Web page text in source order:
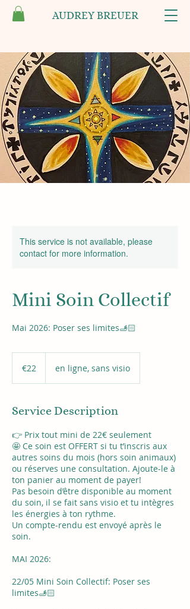
AUDREY BREUER
This service is not available, please
contact for more information.
Mini Soin Collectif
Mai 2026: Poser ses limites🫸🏻
€22 en ligne, sans visio
Service Description
👉 Prix tout mini de 22€ seulement
🤩 Ce soin est OFFERT si tu t’inscris aux
autres soins du mois (hors soin animaux)
ou réserves une consultation. Ajoute-le à
ton panier au moment de payer!
Pas besoin d’être disponible au moment
du soin, il se fait sans visio et tu intègres
les énergies à ton rythme.
Un compte-rendu est envoyé après le
soin.
MAI 2026:
22/05 Mini Soin Collectif: Poser ses
limites🫸🏻